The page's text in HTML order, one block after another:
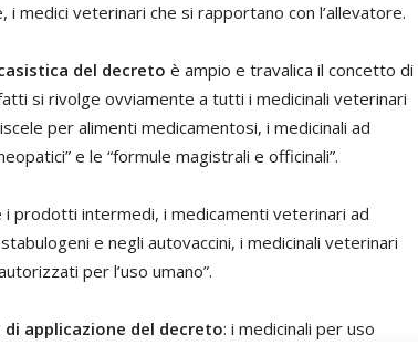
medici veterinari che si rapportano con l’allevatore.
del decreto è ampio e travalica il concetto di
si rivolge ovviamente a tutti i medicinali veterinari
per alimenti medicamentosi, i medicinali ad
e le “formule magistrali e officinali”.
i prodotti intermedi, i medicamenti veterinari ad
e negli autovaccini, i medicinali veterinari
per l’uso umano”.
applicazione del decreto: i medicinali per uso